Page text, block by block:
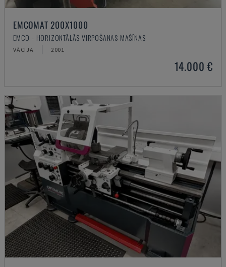
EMCOMAT 200X1000
EMCO - HORIZONTĀLĀS VIRPOŠANAS MAŠĪNAS
VĀCIJA 2001
14.000 €